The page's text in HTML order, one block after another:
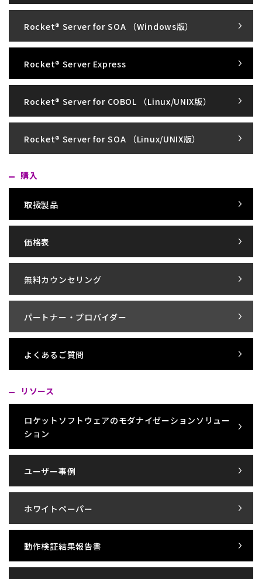
Rocket® Server for SOA （Windows版）
Rocket® Server Express
Rocket® Server for COBOL （Linux/UNIX版）
Rocket® Server for SOA （Linux/UNIX版）
購入
取扱製品
価格表
無料カウンセリング
パートナー・プロバイダー
よくあるご質問
リソース
ロケットソフトウェアのモダナイゼーションソリュー
ション
ユーザー事例
ホワイトペーパー
動作検証結果報告書